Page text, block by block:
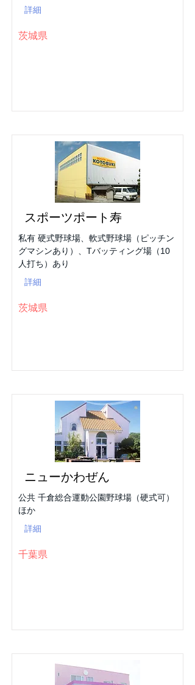
詳細
茨城県
スポーツポート寿
私有 硬式野球場、軟式野球場（ピッチン
グマシンあり）、Tバッティング場（10
人打ち）あり
詳細
茨城県
ニューかわぜん
公共 千倉総合運動公園野球場（硬式可）
ほか
詳細
千葉県